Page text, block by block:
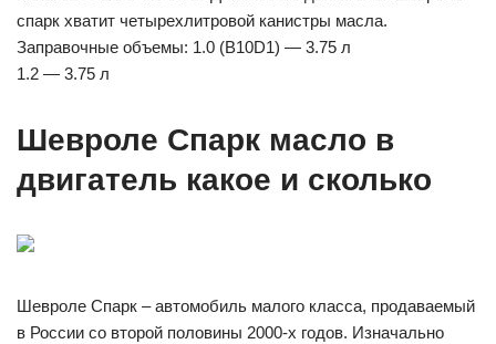
спарк хватит четырехлитровой канистры масла.
Заправочные объемы: 1.0 (B10D1) — 3.75 л
1.2 — 3.75 л
Шевроле Спарк масло в
двигатель какое и сколько
Шевроле Спарк – автомобиль малого класса, продаваемый
в России со второй половины 2000-х годов. Изначально